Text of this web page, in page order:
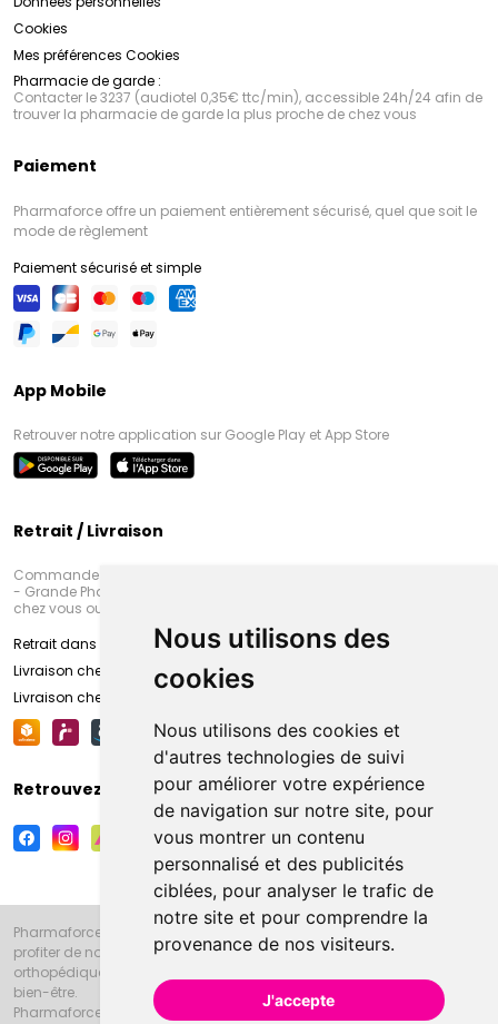
Nous utilisons des
cookies
Nous utilisons des cookies et
d'autres technologies de suivi
pour améliorer votre expérience
de navigation sur notre site, pour
vous montrer un contenu
personnalisé et des publicités
ciblées, pour analyser le trafic de
notre site et pour comprendre la
provenance de nos visiteurs.
J'accepte
Cookies
Mes préférences Cookies
Pharmacie de garde :
Contacter le 3237 (audiotel 0,35€ ttc/min), accessible 24h/24 afin de
trouver la pharmacie de garde la plus proche de chez vous
Paiement
Pharmaforce offre un paiement entièrement sécurisé, quel que soit le
mode de règlement
Paiement sécurisé et simple
App Mobile
Retrouver notre application sur Google Play et App Store
Retrait / Livraison
Commandez en ligne et venez chercher votre commande à Amiens
- Grande Pharmacie d’Amiens (Fachon) ou recevez-là rapidement
chez vous ou en point retrait
Retrait dans la pharmacie d’Amiens
Livraison chez vous
Livraison chez votre commerçant
Retrouvez-nous sur vos réseaux sociaux
Pharmaforce.fr et la Grande Pharmacie d’Amiens vous souhaitent de
profiter de notre accueil, de nos conseils pharmaceutiques,
orthopédiques, homéopathiques, parapharmaceutiques, beauté et
bien-être.
Pharmaforce.fr est le site internet de la Grande Pharmacie d’Amiens.